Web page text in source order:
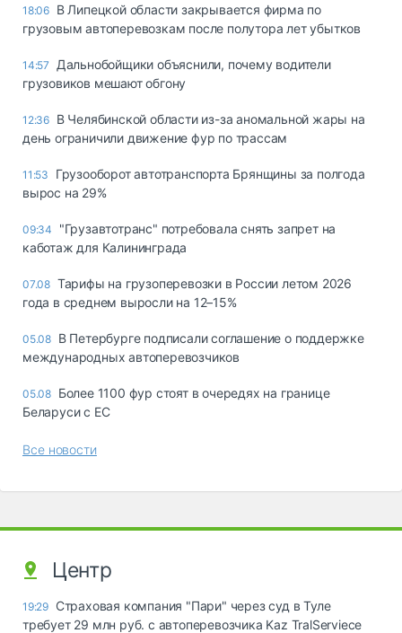
18:06 В Липецкой области закрывается фирма по
грузовым автоперевозкам после полутора лет убытков
14:57
Дальнобойщики объяснили, почему водители
грузовиков мешают обгону
12:36 В Челябинской области из-за аномальной жары на
день ограничили движение фур по трассам
11:53
Грузооборот автотранспорта Брянщины за полгода
вырос на 29%
09:34
"Грузавтотранс" потребовала снять запрет на
каботаж для Калининграда
07.08 Тарифы на грузоперевозки в России летом 2026
года в среднем выросли на 12–15%
05.08 В Петербурге подписали соглашение о поддержке
международных автоперевозчиков
05.08 Более 1100 фур стоят в очередях на границе
Беларуси с ЕС
Все новости
Центр
19:29 Страховая компания "Пари" через суд в Туле
требует 29 млн руб. с автоперевозчика Kaz TralServiece